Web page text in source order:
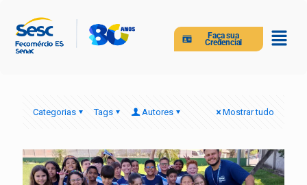
Faça sua
Credencial
Categorias Tags Autores Mostrar tudo